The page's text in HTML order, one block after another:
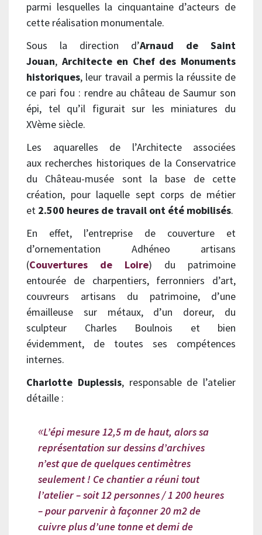
parmi lesquelles la cinquantaine d’acteurs de
cette réalisation monumentale.
Sous la direction d’Arnaud de Saint
Jouan, Architecte en Chef des Monuments
historiques, leur travail a permis la réussite de
ce pari fou : rendre au château de Saumur son
épi, tel qu’il figurait sur les miniatures du
XVème siècle.
Les aquarelles de l’Architecte associées
aux recherches historiques de la Conservatrice
du Château-musée sont la base de cette
création, pour laquelle sept corps de métier
et 2.500 heures de travail ont été mobilisés.
En effet, l’entreprise de couverture et
d’ornementation Adhéneo artisans
(Couvertures de Loire) du patrimoine
entourée de charpentiers, ferronniers d’art,
couvreurs artisans du patrimoine, d’une
émailleuse sur métaux, d’un doreur, du
sculpteur Charles Boulnois et bien
évidemment, de toutes ses compétences
internes.
Charlotte Duplessis, responsable de l’atelier
détaille :
L’épi mesure 12,5 m de haut, alors sa
représentation sur dessins d’archives
n’est que de quelques centimètres
seulement ! Ce chantier a réuni tout
l’atelier – soit 12 personnes / 1 200 heures
– pour parvenir à façonner 20 m2 de
cuivre plus d’une tonne et demi de